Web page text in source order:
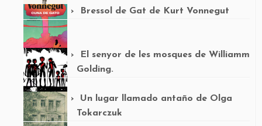
Bressol de Gat de Kurt Vonnegut
El senyor de les mosques de Williamm
Golding.
Un lugar llamado antaño de Olga
Tokarczuk